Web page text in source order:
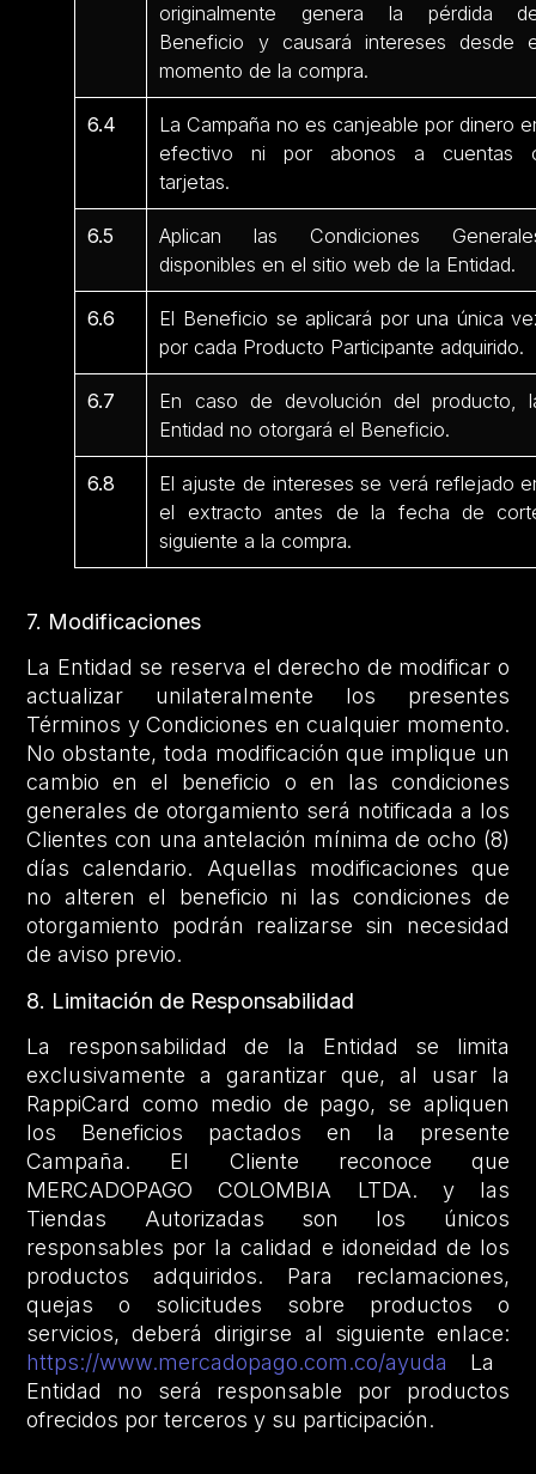
originalmente genera la pérdida
Beneficio y causará intereses desde
momento de la compra.
6.4
La Campaña no es canjeable por dinero
efectivo ni por abonos a cuentas
tarjetas.
6.5
Aplican las Condiciones
disponibles en el sitio web de la Entidad.
6.6
El Beneficio se aplicará por una única
por cada Producto Participante adquirido.
6.7
En caso de devolución del producto,
Entidad no otorgará el Beneficio.
6.8
El ajuste de intereses se verá reflejado
el extracto antes de la fecha de
siguiente a la compra.
7. Modificaciones
La Entidad se reserva el derecho de modificar o
actualizar unilateralmente los presentes
Términos y Condiciones en cualquier momento.
No obstante, toda modificación que implique un
cambio en el beneficio o en las condiciones
generales de otorgamiento será notificada a los
Clientes con una antelación mínima de ocho (8)
días calendario. Aquellas modificaciones que
no alteren el beneficio ni las condiciones de
otorgamiento podrán realizarse sin necesidad
de aviso previo.
8. Limitación de Responsabilidad
La responsabilidad de la Entidad se limita
exclusivamente a garantizar que, al usar la
RappiCard como medio de pago, se apliquen
los Beneficios pactados en la presente
Campaña. El Cliente reconoce que
MERCADOPAGO COLOMBIA LTDA. y las
Tiendas Autorizadas son los únicos
responsables por la calidad e idoneidad de los
productos adquiridos. Para reclamaciones,
quejas o solicitudes sobre productos o
servicios, deberá dirigirse al siguiente enlace:
https://www.mercadopago.com.co/ayuda
La
Entidad no será responsable por productos
ofrecidos por terceros y su participación.